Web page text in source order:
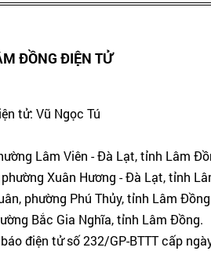
ĐỒNG ĐIỆN TỬ
tử: Vũ Ngọc Tú
Lâm Viên - Đà Lạt, tỉnh Lâm
Xuân Hương - Đà Lạt, tỉnh
phường Phú Thủy, tỉnh Lâm
Bắc Gia Nghĩa, tỉnh Lâm Đồng.
điện tử số 232/GP-BTTT cấp